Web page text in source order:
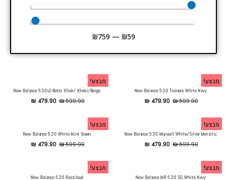
₪59
—
₪759
מבצע!
New Balance 530 Trainers White Navy
₪599.90
₪ 479.90
מבצע!
New Balance 530v2 Retro ‘Khaki’ Khaki/Beige
₪599.90
₪ 479.90
מבצע!
New Balance 530 Munsell White/Silver Metallic
₪599.90
₪ 479.90
מבצע!
New Balance 530 White Mint Green
₪599.90
₪ 479.90
מבצע!
New Balance MR 530 SG White Navy
מבצע!
New Balance 530 Raincloud